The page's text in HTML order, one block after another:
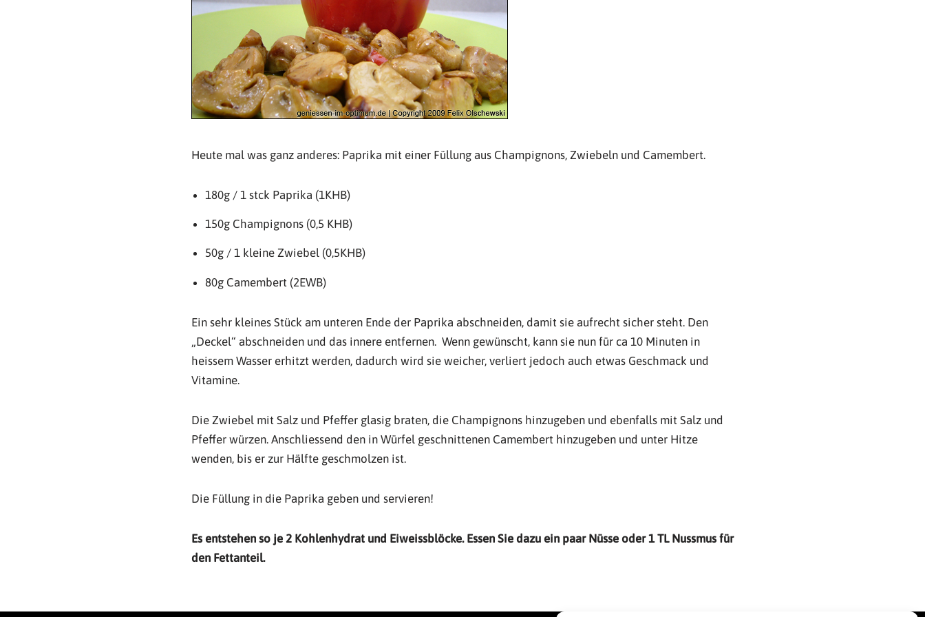
Heute mal was ganz anderes: Paprika mit einer Füllung aus Champignons, Zwiebeln und Camembert.
180g / 1 stck Paprika (1KHB)
150g Champignons (0,5 KHB)
50g / 1 kleine Zwiebel (0,5KHB)
80g Camembert (2EWB)
Ein sehr kleines Stück am unteren Ende der Paprika abschneiden, damit sie aufrecht sicher steht. Den
„Deckel“ abschneiden und das innere entfernen. Wenn gewünscht, kann sie nun für ca 10 Minuten in
heissem Wasser erhitzt werden, dadurch wird sie weicher, verliert jedoch auch etwas Geschmack und
Vitamine.
Die Zwiebel mit Salz und Pfeffer glasig braten, die Champignons hinzugeben und ebenfalls mit Salz und
Pfeffer würzen. Anschliessend den in Würfel geschnittenen Camembert hinzugeben und unter Hitze
wenden, bis er zur Hälfte geschmolzen ist.
Die Füllung in die Paprika geben und servieren!
Es entstehen so je 2 Kohlenhydrat und Eiweissblöcke.Essen Sie dazu ein paar Nüsse oder 1 TL Nussmus für
den Fettanteil.